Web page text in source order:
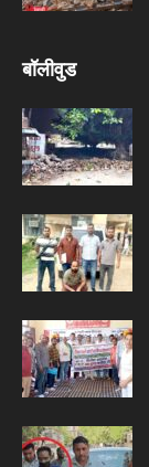
बॉलीवुड